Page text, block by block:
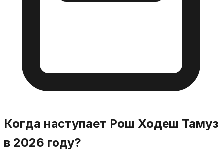
Когда наступает Рош Ходеш Тамуз
в 2026 году?